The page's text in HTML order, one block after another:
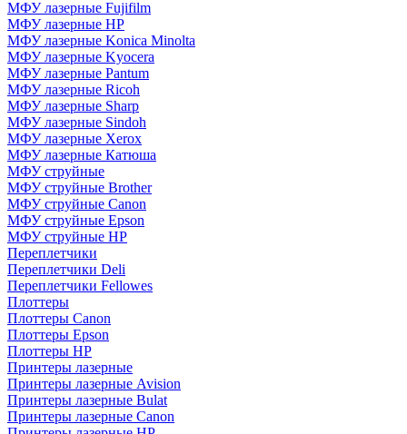
МФУ лазерные Fujifilm
МФУ лазерные HP
МФУ лазерные Konica Minolta
МФУ лазерные Kyocera
МФУ лазерные Pantum
МФУ лазерные Ricoh
МФУ лазерные Sharp
МФУ лазерные Sindoh
МФУ лазерные Xerox
МФУ лазерные Катюша
МФУ струйные
МФУ струйные Brother
МФУ струйные Canon
МФУ струйные Epson
МФУ струйные HP
Переплетчики
Переплетчики Deli
Переплетчики Fellowes
Плоттеры
Плоттеры Canon
Плоттеры Epson
Плоттеры HP
Принтеры лазерные
Принтеры лазерные Avision
Принтеры лазерные Bulat
Принтеры лазерные Canon